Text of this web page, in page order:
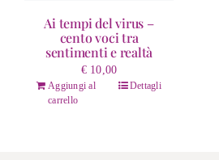
Ai tempi del virus –
cento voci tra
sentimenti e realtà
€10,00
Aggiungi al
carrello
Dettagli